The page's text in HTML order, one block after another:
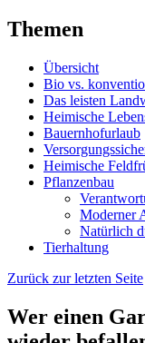
Themen
Übersicht
Bio vs.
Das leisten
Heimische
Bauernhofurlaub
Heimische
Pflanzenbau
Moderner
Natürlich
Tierhaltung
Zurück zur letzten Seite
Wer einen